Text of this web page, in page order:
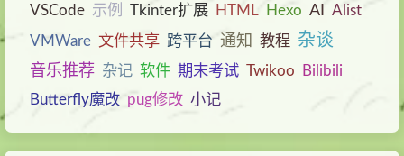
VSCode 示例 Tkinter扩展 HTML Hexo AI
Alist
VMWare 文件共享 跨平台 通知 教程 杂谈
音乐推荐 杂记 软件 期末考试 Twikoo
Bilibili
Butterfly魔改 pug修改 小记